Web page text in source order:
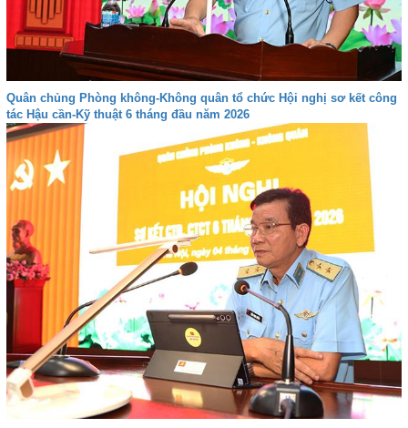
Quân chủng Phòng không-Không quân tổ chức Hội nghị sơ kết công
tác Hậu cần-Kỹ thuật 6 tháng đầu năm 2026